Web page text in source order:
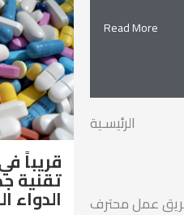
قريباً
تقنية
الدواء
زنوبيا… ملكة تدمر
يعانق السماء.. ويهجو
Read More
الرئيسـية
عمل محترف